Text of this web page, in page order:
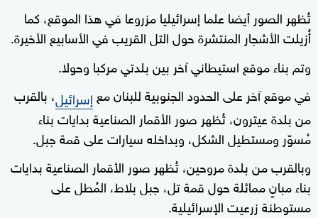
تُظهر الصور أيضا علما إسرائيليا مزروعا في هذا الموقع، كما
أُزيلت الأشجار المنتشرة حول التل القريب في الأسابيع الأخيرة.
وتم بناء موقع استيطاني آخر بين بلدتي مركبا وحولا.
في موقع آخر على الحدود الجنوبية للبنان معإسرائيل، بالقرب
من بلدة عيترون، تُظهر صور الأقمار الصناعية بدايات بناء
مُسوّر ومستطيل الشكل، وبداخله سيارات على قمة جبل.
وبالقرب من بلدة مروحين، تُظهر صور الأقمار الصناعية بدايات
بناء مبانٍ مماثلة حول قمة تل، جبل بلاط، المُطل على
مستوطنة زرعيت الإسرائيلية.